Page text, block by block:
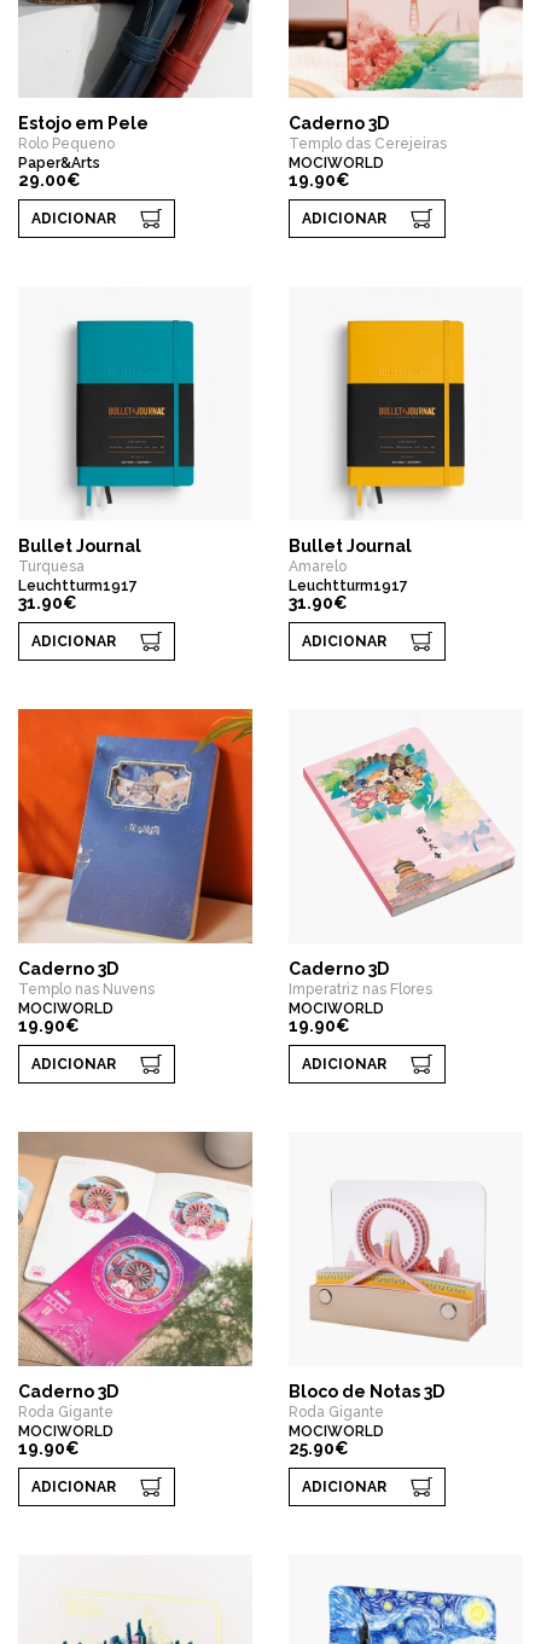
Estojo em Pele
Rolo Pequeno
Paper&Arts
29.00€
ADICIONAR
Caderno 3D
Templo das Cerejeiras
MOCIWORLD
19.90€
ADICIONAR
Bullet Journal
Turquesa
Leuchtturm1917
31.90€
ADICIONAR
Bullet Journal
Amarelo
Leuchtturm1917
31.90€
ADICIONAR
Caderno 3D
Templo nas Nuvens
MOCIWORLD
19.90€
ADICIONAR
Caderno 3D
Imperatriz nas Flores
MOCIWORLD
19.90€
ADICIONAR
Caderno 3D
Roda Gigante
MOCIWORLD
19.90€
ADICIONAR
Bloco de Notas 3D
Roda Gigante
MOCIWORLD
25.90€
ADICIONAR